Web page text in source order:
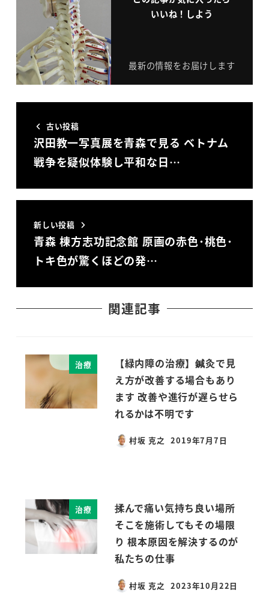
いいね！しよう
最新の情報をお届けします
古い投稿
沢田教一写真展を青森で見る ベトナム
戦争を疑似体験し平和な日…
新しい投稿
青森 棟方志功記念館 原画の赤色･桃色･
トキ色が驚くほどの発…
関連記事
治療
【緑内障の治療】鍼灸で見
え方が改善する場合もあり
ます 改善や進行が遅らせら
れるかは不明です
村坂 克之
投稿日
2019年7月7日
治療
揉んで痛い気持ち良い場所
そこを施術してもその場限
り 根本原因を解決するのが
私たちの仕事
村坂 克之
投稿日
2023年10月22日